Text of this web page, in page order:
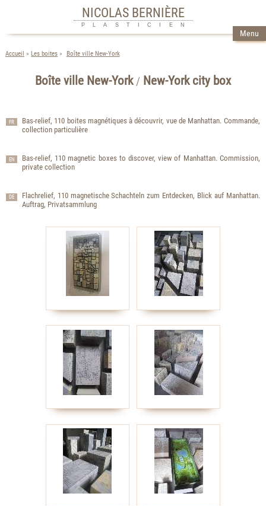
NICOLAS BERNIÈRE
PLASTICIEN
Menu
Accueil Les boites Boîte ville New-York
Boîte ville New-York/ New-York city box
FR
Bas-relief, 110 boites magnétiques à découvrir, vue de Manhattan. Commande,
collection particulière
EN
Bas-relief, 110 magnetic boxes to discover, view of Manhattan. Commission,
private collection
DE
Flachrelief, 110 magnetische Schachteln zum Entdecken, Blick auf Manhattan.
Auftrag, Privatsammlung